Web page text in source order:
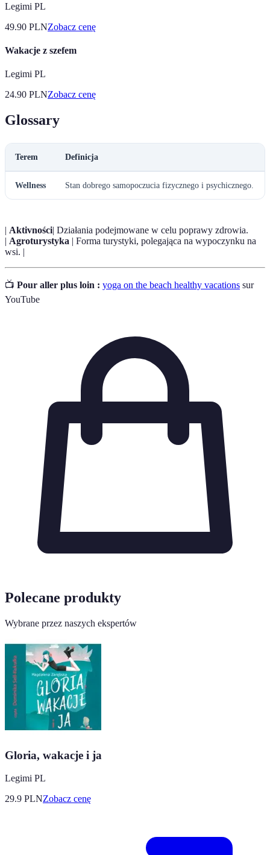
Legimi PL
49.90 PLNZobacz cenę
Wakacje z szefem
Legimi PL
24.90 PLNZobacz cenę
Glossary
Terem Definicja
Wellness Stan dobrego samopoczucia fizycznego i psychicznego.
| Aktivności| Działania podejmowane w celu poprawy zdrowia.
| Agroturystyka | Forma turystyki, polegająca na wypoczynku na
wsi. |
📺 Pour aller plus loin : yoga on the beach healthy vacations sur
YouTube
Polecane produkty
Wybrane przez naszych ekspertów
Gloria, wakacje i ja
Legimi PL
29.9 PLNZobacz cenę